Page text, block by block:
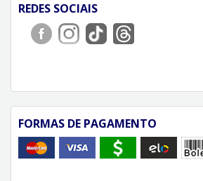
REDES SOCIAIS
FORMAS DE PAGAMENTO